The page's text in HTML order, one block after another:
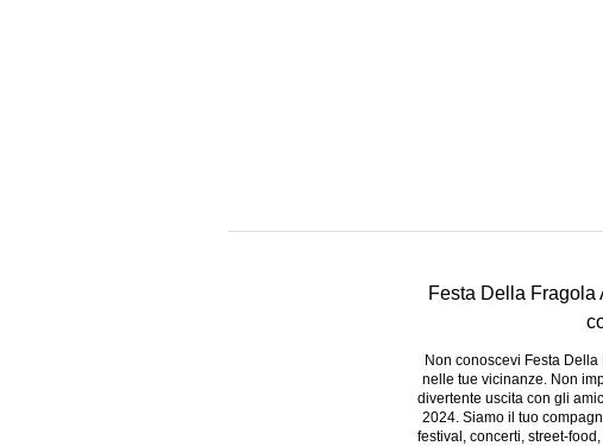
Festa Della Fragola
Non conoscevi Festa
nelle tue vicinanze. Non
divertente uscita con gli
2024. Siamo il tuo
festival, concerti, street-